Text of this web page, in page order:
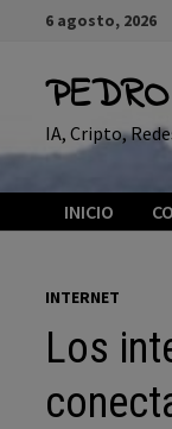
Saltar
contenido
6 agosto, 2026
IA, Cripto,
INICIO
INTERNET
Los